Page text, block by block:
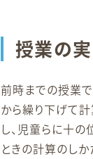
授業の
前時までの授業
から繰り下げて計
し、児童らに十
ときの計算のしか